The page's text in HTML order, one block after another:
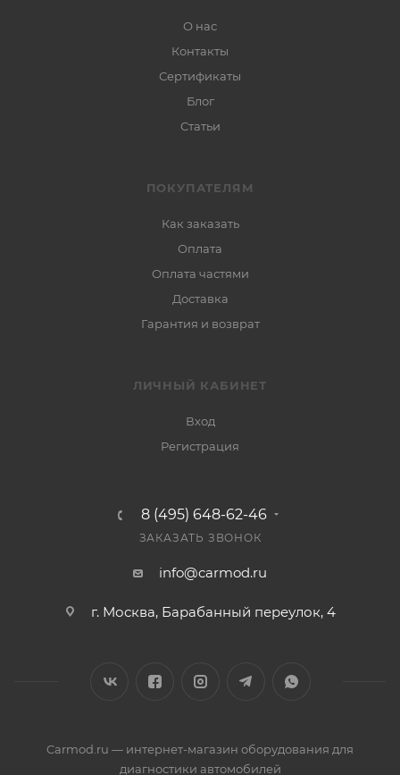
О нас
Контакты
Сертификаты
Блог
Статьи
ПОКУПАТЕЛЯМ
Как заказать
Оплата
Оплата частями
Доставка
Гарантия и возврат
ЛИЧНЫЙ КАБИНЕТ
Вход
Регистрация
8 (495) 648-62-46
ЗАКАЗАТЬ ЗВОНОК
info@carmod.ru
г. Москва, Барабанный переулок, 4
Carmod.ru — интернет-магазин оборудования для
диагностики автомобилей